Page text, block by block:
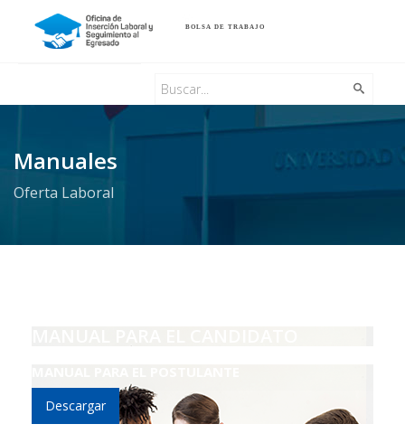
BOLSA DE TRABAJO
Manuales
Oferta Laboral
Descargar